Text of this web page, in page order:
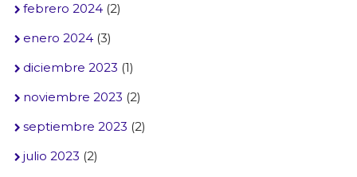
febrero 2024(2)
enero 2024(3)
diciembre 2023 (1)
noviembre 2023 (2)
septiembre 2023 (2)
julio 2023 (2)